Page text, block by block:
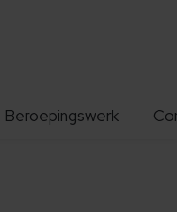
Beroepingswerk